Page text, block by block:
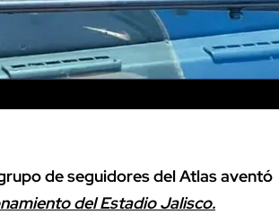
de seguidores del Atlas aventó
del Estadio Jalisco.